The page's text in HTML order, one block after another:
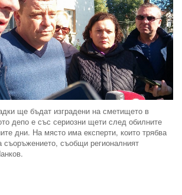
ще бъдат изградени на сметището в
депо е със сериозни щети след обилните
дни. На място има експерти, които трябва
съоръжението, съобщи регионалният